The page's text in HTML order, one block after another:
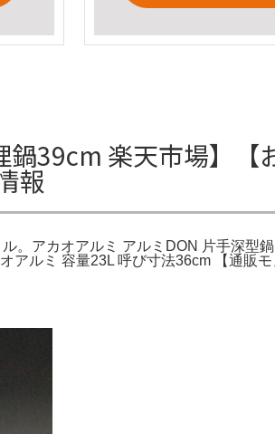
鍋39cm 楽天市場】
報
。アカオアルミ アルミDON 片手深型
ルミ 容量23L 呼び寸法36cm 【通販